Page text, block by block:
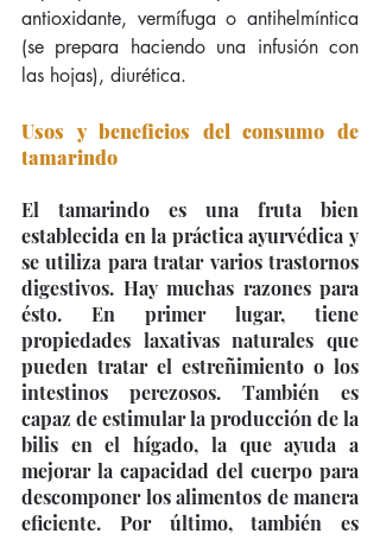
antioxidante, vermífuga o antihelmíntica
(se prepara haciendo una infusión con
las hojas), diurética.
Usos y beneficios del consumo de
tamarindo
El tamarindo es una fruta bien
establecida en la práctica ayurvédica y
se utiliza para tratar varios trastornos
digestivos. Hay muchas razones para
ésto. En primer lugar, tiene
propiedades laxativas naturales que
pueden tratar el estreñimiento o los
intestinos perezosos. También es
capaz de estimular la producción de la
bilis en el hígado, la que ayuda a
mejorar la capacidad del cuerpo para
descomponer los alimentos de manera
eficiente. Por último, también es